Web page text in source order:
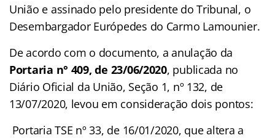
União e assinado pelo presidente do Tribunal, o
Desembargador Európedes do Carmo Lamounier.
De acordo com o documento, a anulação da
Portaria n° 409, de 23/06/2020, publicada no
Diário Oficial da União, Seção 1, nº 132, de
13/07/2020, levou em consideração dois pontos:
Portaria TSE nº 33, de 16/01/2020, que altera a